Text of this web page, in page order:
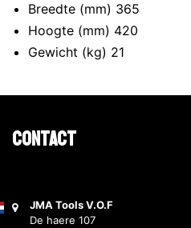
Breedte (mm) 365
Hoogte (mm) 420
Gewicht (kg) 21
Contact
JMA Tools V.O.F
De haere 107